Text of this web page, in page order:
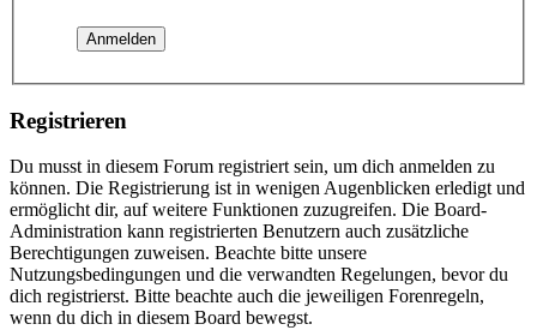
Registrieren
Du musst in diesem Forum registriert sein, um dich anmelden zu
können. Die Registrierung ist in wenigen Augenblicken erledigt und
ermöglicht dir, auf weitere Funktionen zuzugreifen. Die Board-
Administration kann registrierten Benutzern auch zusätzliche
Berechtigungen zuweisen. Beachte bitte unsere
Nutzungsbedingungen und die verwandten Regelungen, bevor du
dich registrierst. Bitte beachte auch die jeweiligen Forenregeln,
wenn du dich in diesem Board bewegst.